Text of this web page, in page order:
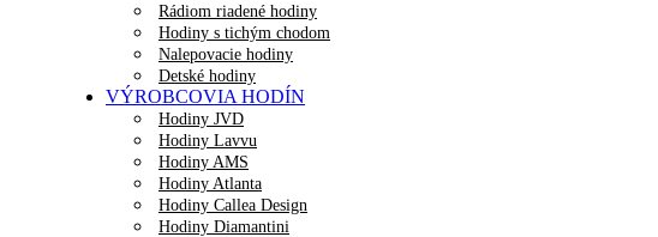
Rádiom riadené hodiny
Hodiny s tichým chodom
Nalepovacie hodiny
Detské hodiny
VÝROBCOVIA HODÍN
Hodiny JVD
Hodiny Lavvu
Hodiny AMS
Hodiny Atlanta
Hodiny Callea Design
Hodiny Diamantini